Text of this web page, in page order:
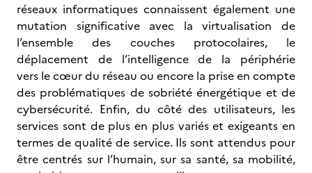
réseaux informatiques connaissent également une
mutation significative avec la virtualisation de
l’ensemble des couches protocolaires, le
déplacement de l’intelligence de la périphérie
vers le cœur du réseau ou encore la prise en compte
des problématiques de sobriété énergétique et de
cybersécurité. Enfin, du côté des utilisateurs, les
services sont de plus en plus variés et exigeants en
termes de qualité de service. Ils sont attendus pour
être centrés sur l’humain, sur sa santé, sa mobilité,